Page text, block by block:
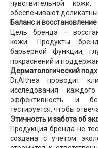
чувствительной
обеспечивают
Баланс и
Цель бренда –
кожи. Продукты
барьерной функции,
покраснений и
Дерматологический
Dr.Althea проводит
исследования
эффективность и
тестируется, чтобы
Этичность и забота об
Продукция бренда не
создана с учетом